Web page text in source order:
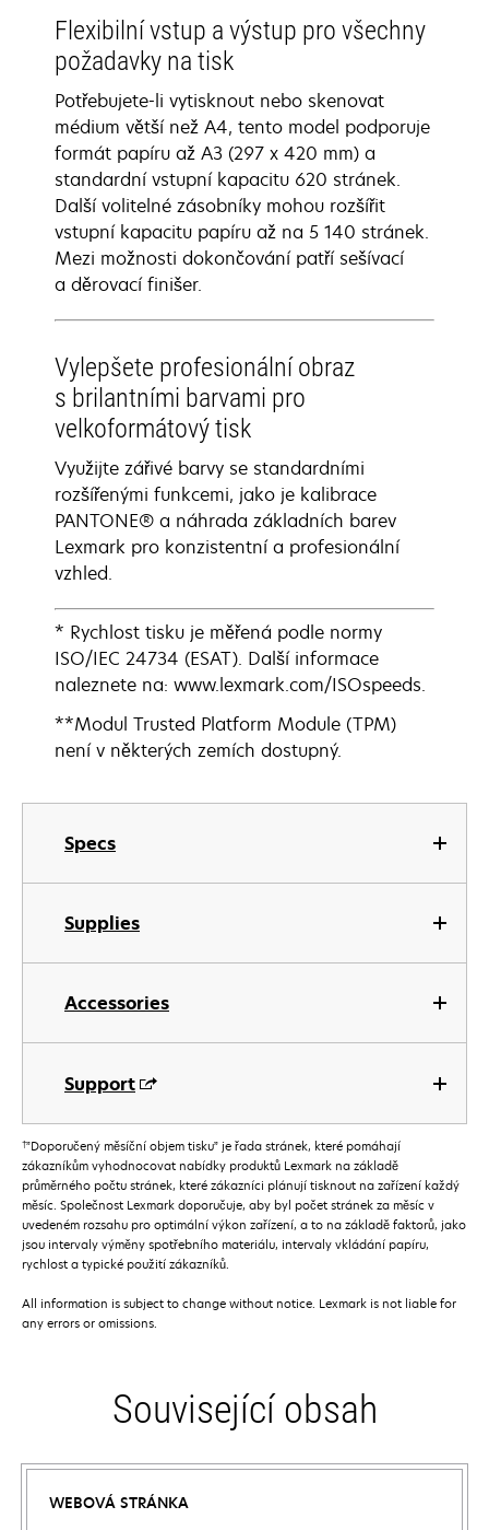
Specs
Supplies
Accessories
Support
Flexibilní vstup a výstup pro všechny
požadavky na tisk
Potřebujete-li vytisknout nebo skenovat
médium větší než A4, tento model podporuje
formát papíru až A3 (297 x 420 mm) a
standardní vstupní kapacitu 620 stránek.
Další volitelné zásobníky mohou rozšířit
vstupní kapacitu papíru až na 5 140 stránek.
Mezi možnosti dokončování patří sešívací
a děrovací finišer.
Vylepšete profesionální obraz
s brilantními barvami pro
velkoformátový tisk
Využijte zářivé barvy se standardními
rozšířenými funkcemi, jako je kalibrace
PANTONE® a náhrada základních barev
Lexmark pro konzistentní a profesionální
vzhled.
* Rychlost tisku je měřená podle normy
ISO/IEC 24734 (ESAT). Další informace
naleznete na: www.lexmark.com/ISOspeeds.
**Modul Trusted Platform Module (TPM)
není v některých zemích dostupný.
†”Doporučený měsíční objem tisku” je řada stránek, které pomáhají
zákazníkům vyhodnocovat nabídky produktů Lexmark na základě
průměrného počtu stránek, které zákazníci plánují tisknout na zařízení každý
měsíc. Společnost Lexmark doporučuje, aby byl počet stránek za měsíc v
uvedeném rozsahu pro optimální výkon zařízení, a to na základě faktorů, jako
jsou intervaly výměny spotřebního materiálu, intervaly vkládání papíru,
rychlost a typické použití zákazníků.
All information is subject to change without notice. Lexmark is not liable for
any errors or omissions.
Související obsah
WEBOVÁ STRÁNKA